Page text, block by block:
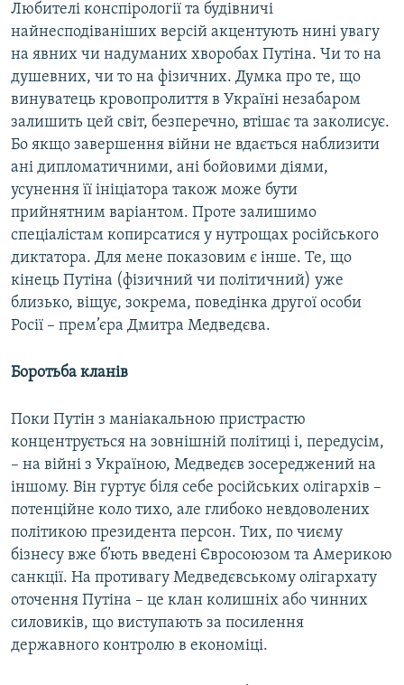
Усі сайти RFE/RL
Любителі конспірології та будівничі
найнесподіваніших версій акцентують нині увагу
на явних чи надуманих хворобах Путіна. Чи то на
душевних, чи то на фізичних. Думка про те, що
винуватець кровопролиття в Україні незабаром
залишить цей світ, безперечно, втішає та заколисує.
Бо якщо завершення війни не вдається наблизити
ані дипломатичними, ані бойовими діями,
усунення її ініціатора також може бути
прийнятним варіантом. Проте залишимо
спеціалістам копирсатися у нутрощах російського
диктатора. Для мене показовим є інше. Те, що
кінець Путіна (фізичний чи політичний) уже
близько, віщує, зокрема, поведінка другої особи
Росії – прем’єра Дмитра Медведєва.
Боротьба кланів
Поки Путін з маніакальною пристрастю
концентрується на зовнішній політиці і, передусім,
– на війні з Україною, Медведєв зосереджений на
іншому. Він гуртує біля себе російських олігархів –
потенційне коло тихо, але глибоко невдоволених
політикою президента персон. Тих, по чиєму
бізнесу вже б’ють введені Євросоюзом та Америкою
санкції. На противагу Медведєвському олігархату
оточення Путіна – це клан колишніх або чинних
силовиків, що виступають за посилення
державного контролю в економіці.